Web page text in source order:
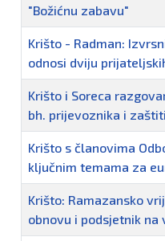
"Božićnu zabavu"
Krišto - Radman:
odnosi dviju
Krišto i Soreca
bh. prijevoznika i
Krišto s članovima
ključnim temama za
Krišto: Ramazansko
obnovu i podsjetnik